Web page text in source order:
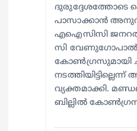
ദുരുദ്ദേശത്തോടെ
പാസാക്കാൻ
എഐസിസി ജനറൽ
സി വേണുഗോപാൽ.
കോൺഗ്രസുമായി
വ്യക്തമാക്കി.
ബില്ലിൽ